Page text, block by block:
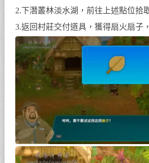
2.下潛叢林淡水湖，前往上述點位拾
3.返回村莊交付道具，獲得扇火扇子